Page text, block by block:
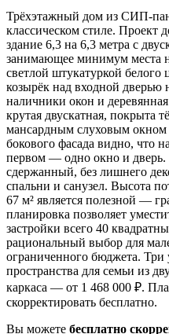
Трёхэтажный дом из СИП-
классическом стиле.
здание 6,3 на 6,3 метра с
занимающее минимум места
светлой штукатуркой белого
козырёк над входной дверью
наличники окон и
крутая двускатная, покрыта
мансардным слуховым
бокового фасада видно, что
первом — одно окно и
сдержанный, без лишнего
спальни и санузел. Высота
67 м² является полезной —
планировка позволяет
застройки всего 40
рациональный выбор для
ограниченного бюджета. Три
пространства для семьи из
каркаса — от 1 468 000 ₽.
скорректировать бесплатно.
Вы можете бесплатно